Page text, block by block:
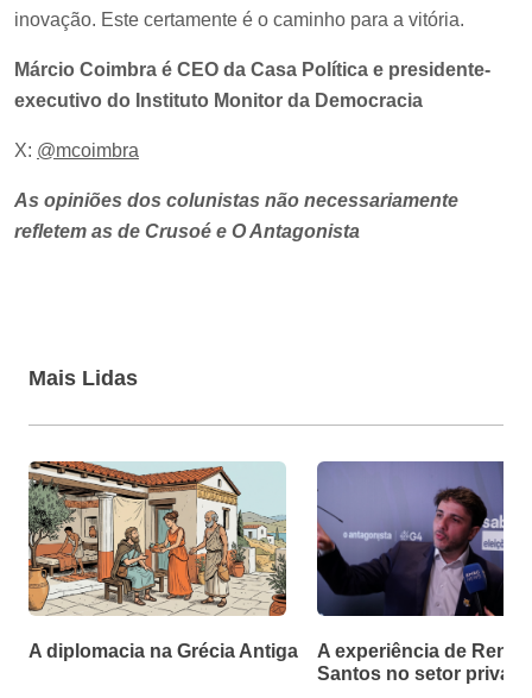
inovação. Este certamente é o caminho para a vitória.
Márcio Coimbra é CEO da Casa Política e presidente-
executivo do Instituto Monitor da Democracia
X: @mcoimbra
As opiniões dos colunistas não necessariamente
refletem as de Crusoé e O Antagonista
Mais Lidas
A diplomacia na Grécia Antiga
A experiência de Renan
Santos no setor